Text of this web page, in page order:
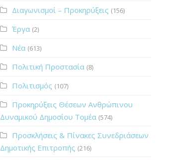
Διαγωνισμοί – Προκηρύξεις (156)
Έργα (2)
Νέα (613)
Πολιτική Προστασία (8)
Πολιτισμός (107)
Προκηρύξεις Θέσεων Ανθρώπινου
Δυναμικού Δημοσίου Τομέα (574)
Προσκλήσεις & Πίνακες Συνεδριάσεων
Δημοτικής Επιτροπής (216)